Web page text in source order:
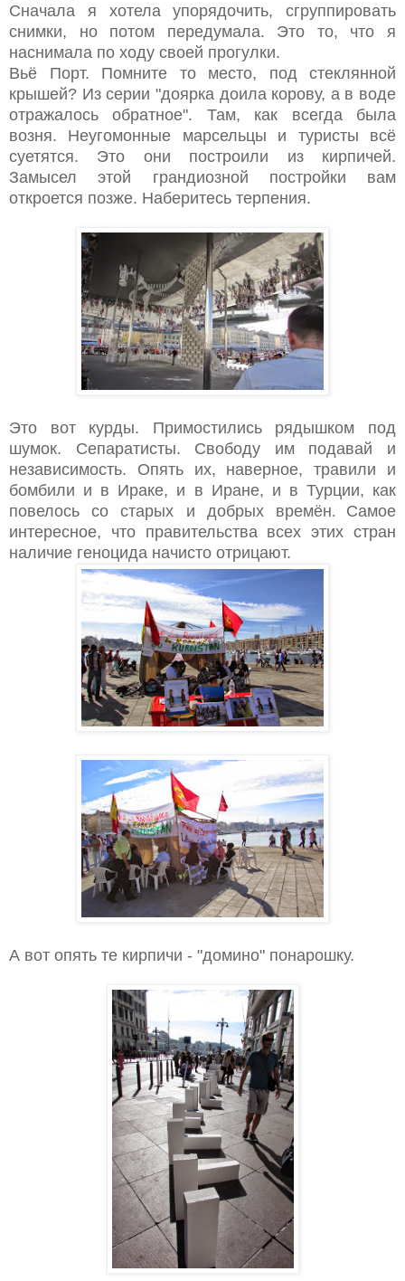
Сначала я хотела упорядочить, сгруппировать
снимки, но потом передумала. Это то, что я
наснимала по ходу своей прогулки.
Вьё Порт. Помните то место, под стеклянной
крышей? Из серии "доярка доила корову, а в воде
отражалось обратное". Там, как всегда была
возня. Неугомонные марсельцы и туристы всё
суетятся. Это они построили из кирпичей.
Замысел этой грандиозной постройки вам
откроется позже. Наберитесь терпения.
Это вот курды. Примостились рядышком под
шумок. Сепаратисты. Свободу им подавай и
независимость. Опять их, наверное, травили и
бомбили и в Ираке, и в Иране, и в Турции, как
повелось со старых и добрых времён. Самое
интересное, что правительства всех этих стран
наличие геноцида начисто отрицают.
А вот опять те кирпичи - "домино" понарошку.